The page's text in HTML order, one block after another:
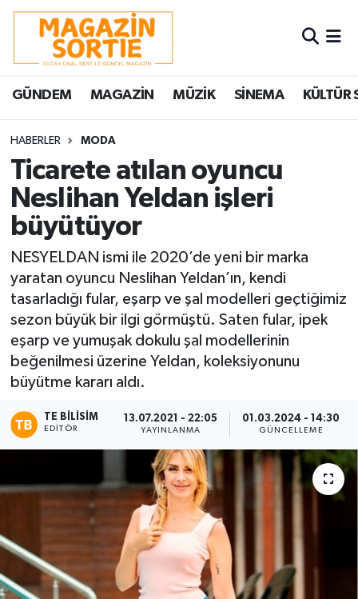
GÜNDEM MAGAZİN MÜZİK SİNEMA KÜLTÜR
HABERLER MODA
Ticarete atılan oyuncu
Neslihan Yeldan işleri
büyütüyor
NESYELDAN ismi ile 2020’de yeni bir marka
yaratan oyuncu Neslihan Yeldan’ın, kendi
tasarladığı fular, eşarp ve şal modelleri geçtiğimiz
sezon büyük bir ilgi görmüştü. Saten fular, ipek
eşarp ve yumuşak dokulu şal modellerinin
beğenilmesi üzerine Yeldan, koleksiyonunu
büyütme kararı aldı.
TE BILISIM
EDITÖR
13.07.2021 - 22:05
YAYINLANMA
01.03.2024 - 14:30
GÜNCELLEME
Nöbetçi Eczaneler
Hava Durumu
Trafik Durumu
Süper Lig Puan Durumu ve Fikstür
Tüm Manşetler
Son Dakika Haberleri
Haber Arşivi